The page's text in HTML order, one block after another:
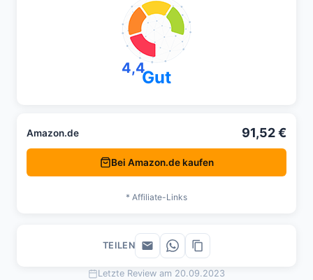
Letzte Review am 20.09.2023
4,4Gut
Amazon.de 91,52 €
Bei Amazon.de kaufen
* Affiliate-Links
TEILEN